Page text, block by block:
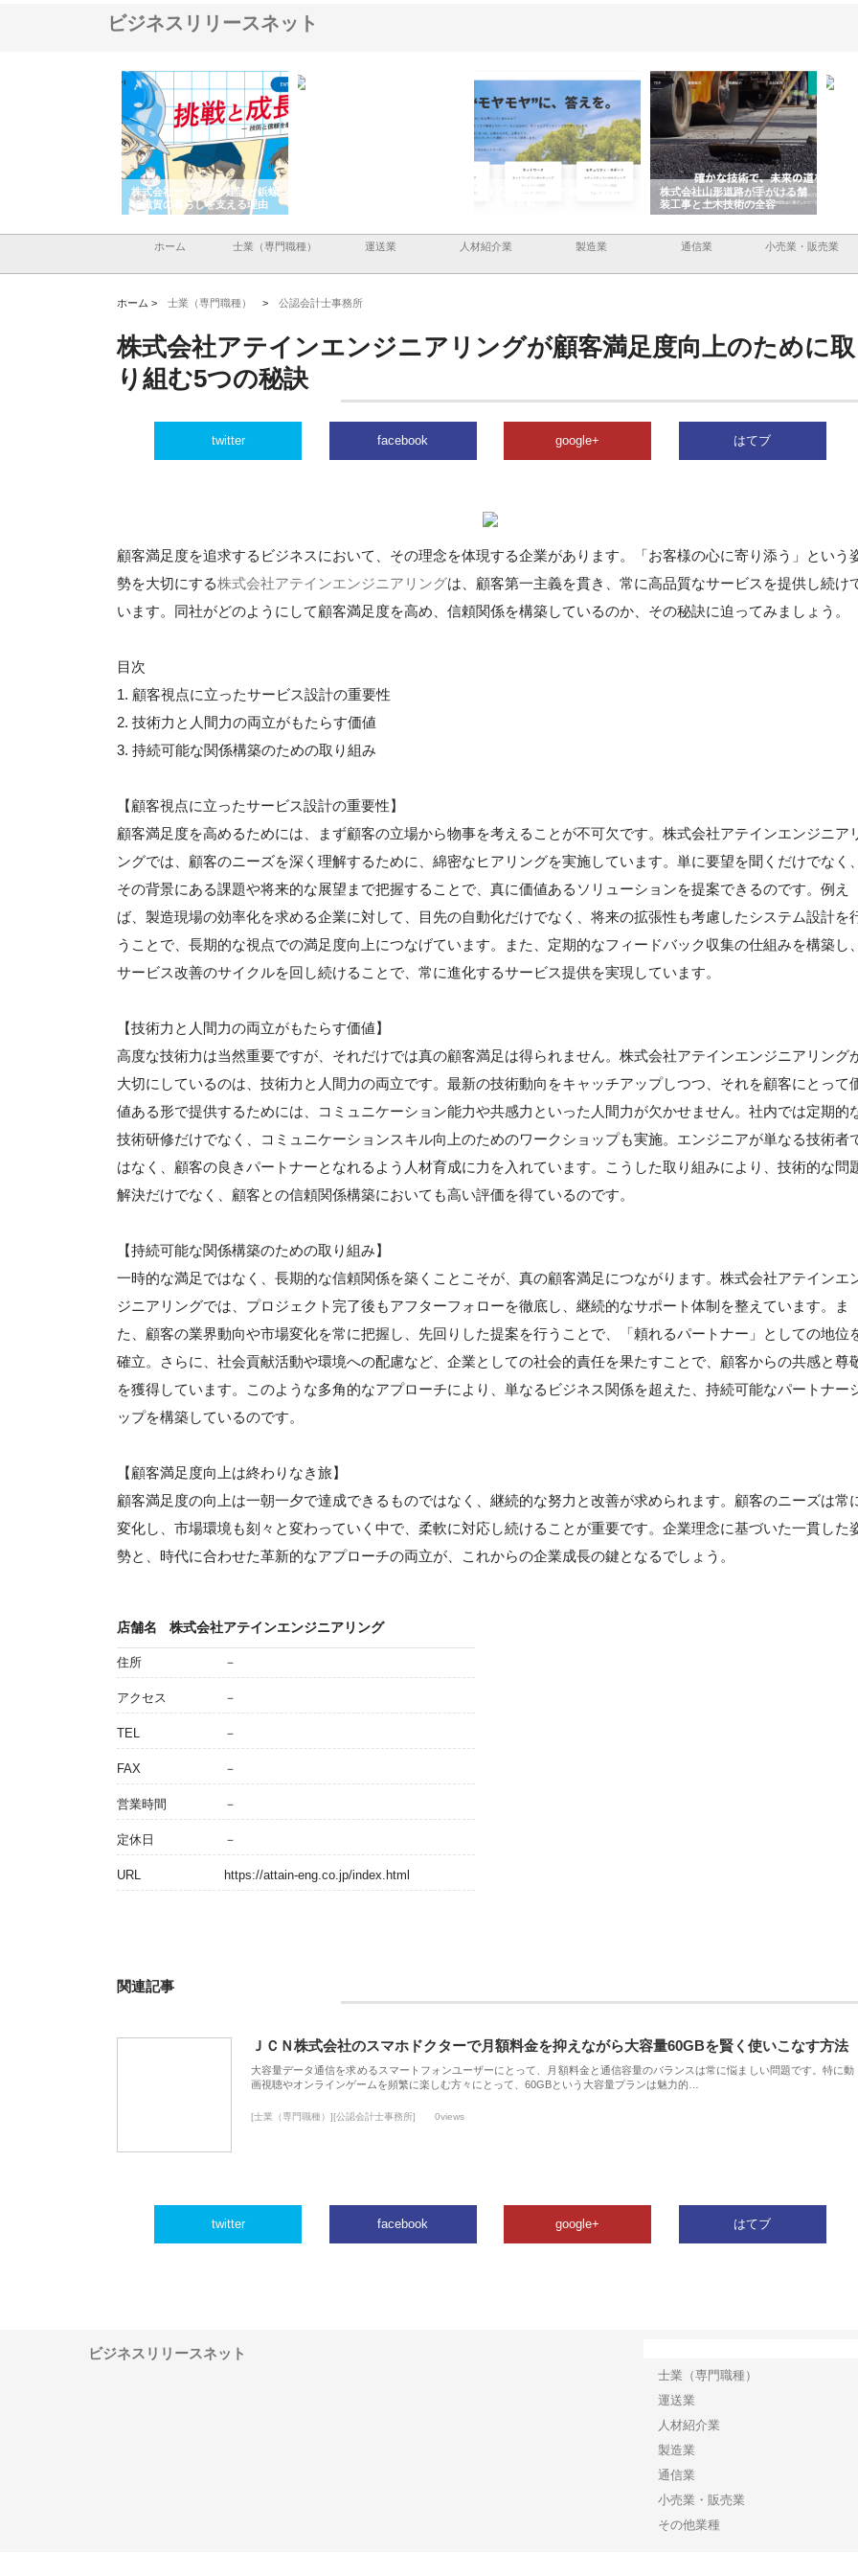
ビジネスリリースネット
株式会社メタルエースの企業サ
イトが提供する充実した情報内
容とは
株式会社山形道路が手がける舗
ホクシン設備株式会社が手がけ
る給排水空調消火設備工事の実
績と強み
ホーム 士業（専門職種） 運送業 人材紹介業 製造業 通信業 小売業・販売業
ホーム > 士業（専門職種） > 公認会計士事務所
株式会社アテインエンジニアリングが顧客満足度向上のために取
り組む5つの秘訣
twitter facebook google+ はてブ
顧客満足度を追求するビジネスにおいて、その理念を体現する企業があります。「お客様の心に寄り添う」という
勢を大切にする株式会社アテインエンジニアリングは、顧客第一主義を貫き、常に高品質なサービスを提供し続け
います。同社がどのようにして顧客満足度を高め、信頼関係を構築しているのか、その秘訣に迫ってみましょう。
目次
1. 顧客視点に立ったサービス設計の重要性
2. 技術力と人間力の両立がもたらす価値
3. 持続可能な関係構築のための取り組み
【顧客視点に立ったサービス設計の重要性】
顧客満足度を高めるためには、まず顧客の立場から物事を考えることが不可欠です。株式会社アテインエンジニア
ングでは、顧客のニーズを深く理解するために、綿密なヒアリングを実施しています。単に要望を聞くだけでなく、
その背景にある課題や将来的な展望まで把握することで、真に価値あるソリューションを提案できるのです。例え
ば、製造現場の効率化を求める企業に対して、目先の自動化だけでなく、将来の拡張性も考慮したシステム設計を
うことで、長期的な視点での満足度向上につなげています。また、定期的なフィードバック収集の仕組みを構築し、
サービス改善のサイクルを回し続けることで、常に進化するサービス提供を実現しています。
【技術力と人間力の両立がもたらす価値】
高度な技術力は当然重要ですが、それだけでは真の顧客満足は得られません。株式会社アテインエンジニアリング
大切にしているのは、技術力と人間力の両立です。最新の技術動向をキャッチアップしつつ、それを顧客にとって
値ある形で提供するためには、コミュニケーション能力や共感力といった人間力が欠かせません。社内では定期的
技術研修だけでなく、コミュニケーションスキル向上のためのワークショップも実施。エンジニアが単なる技術者
はなく、顧客の良きパートナーとなれるよう人材育成に力を入れています。こうした取り組みにより、技術的な問
解決だけでなく、顧客との信頼関係構築においても高い評価を得ているのです。
【持続可能な関係構築のための取り組み】
一時的な満足ではなく、長期的な信頼関係を築くことこそが、真の顧客満足につながります。株式会社アテインエ
ジニアリングでは、プロジェクト完了後もアフターフォローを徹底し、継続的なサポート体制を整えています。ま
た、顧客の業界動向や市場変化を常に把握し、先回りした提案を行うことで、「頼れるパートナー」としての地位
確立。さらに、社会貢献活動や環境への配慮など、企業としての社会的責任を果たすことで、顧客からの共感と尊
を獲得しています。このような多角的なアプローチにより、単なるビジネス関係を超えた、持続可能なパートナー
ップを構築しているのです。
【顧客満足度向上は終わりなき旅】
顧客満足度の向上は一朝一夕で達成できるものではなく、継続的な努力と改善が求められます。顧客のニーズは常
変化し、市場環境も刻々と変わっていく中で、柔軟に対応し続けることが重要です。企業理念に基づいた一貫した
勢と、時代に合わせた革新的なアプローチの両立が、これからの企業成長の鍵となるでしょう。
店舗名 株式会社アテインエンジニアリング
住所 －
アクセス －
TEL －
FAX －
営業時間 －
定休日 －
URL https://attain-eng.co.jp/index.html
関連記事
ＪＣＮ株式会社のスマホドクターで月額料金を抑えながら大容量60GBを賢く使いこなす方法
大容量データ通信を求めるスマートフォンユーザーにとって、月額料金と通信容量のバランスは常に悩ましい問題です。特に動
画視聴やオンラインゲームを頻繁に楽しむ方々にとって、60GBという大容量プランは魅力的…
[士業（専門職種）][公認会計士事務所] 0views
twitter facebook google+ はてブ
ビジネスリリースネット
士業（専門職種）
運送業
人材紹介業
製造業
通信業
小売業・販売業
その他業種